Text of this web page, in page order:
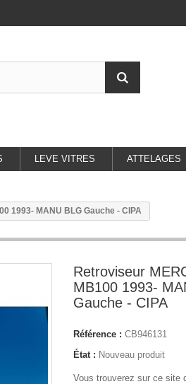
LEVE VITRES ATTELAGES
1993- MANU BLG Gauche - CIPA
Retroviseur
MB100 1993-
Gauche - CIPA
Référence : CB946131
État : Nouveau produit
Vous trouverez sur ce site